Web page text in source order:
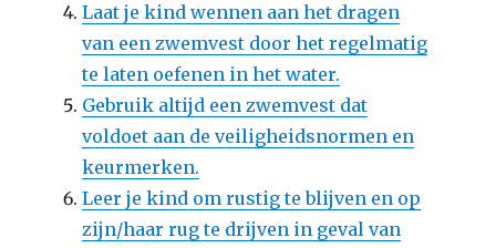
Laat je kind wennen aan het dragen
van een zwemvest door het regelmatig
te laten oefenen in het water.
Gebruik altijd een zwemvest dat
voldoet aan de veiligheidsnormen en
keurmerken.
Leer je kind om rustig te blijven en op
zijn/haar rug te drijven in geval van